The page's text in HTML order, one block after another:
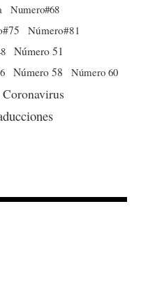
Numero#68
Número#81
Número 51
Número 58
Número 60